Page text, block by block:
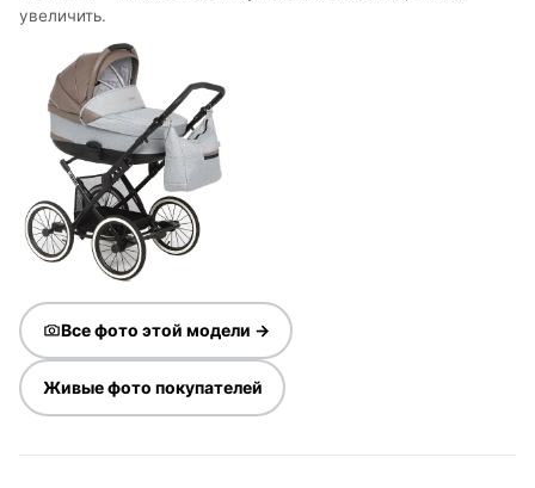
увеличить.
Все фото этой модели →
Живые фото покупателей